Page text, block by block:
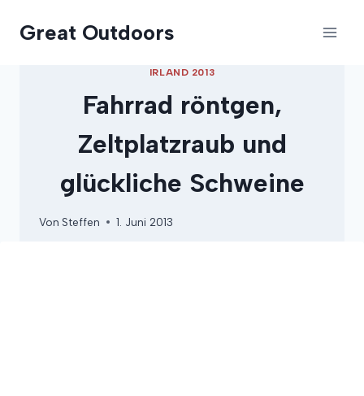
InhaltGreat Outdoors
IRLAND 2013
Fahrrad röntgen,
Zeltplatzraub und
glückliche Schweine
Von Steffen 1. Juni 2013